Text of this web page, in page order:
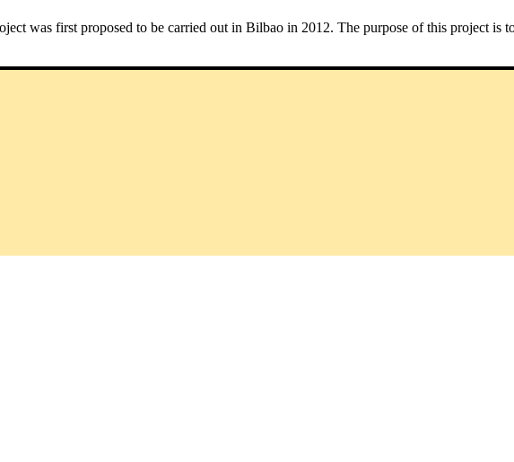
was first proposed to be carried out in Bilbao in 2012. The purpose of this project is